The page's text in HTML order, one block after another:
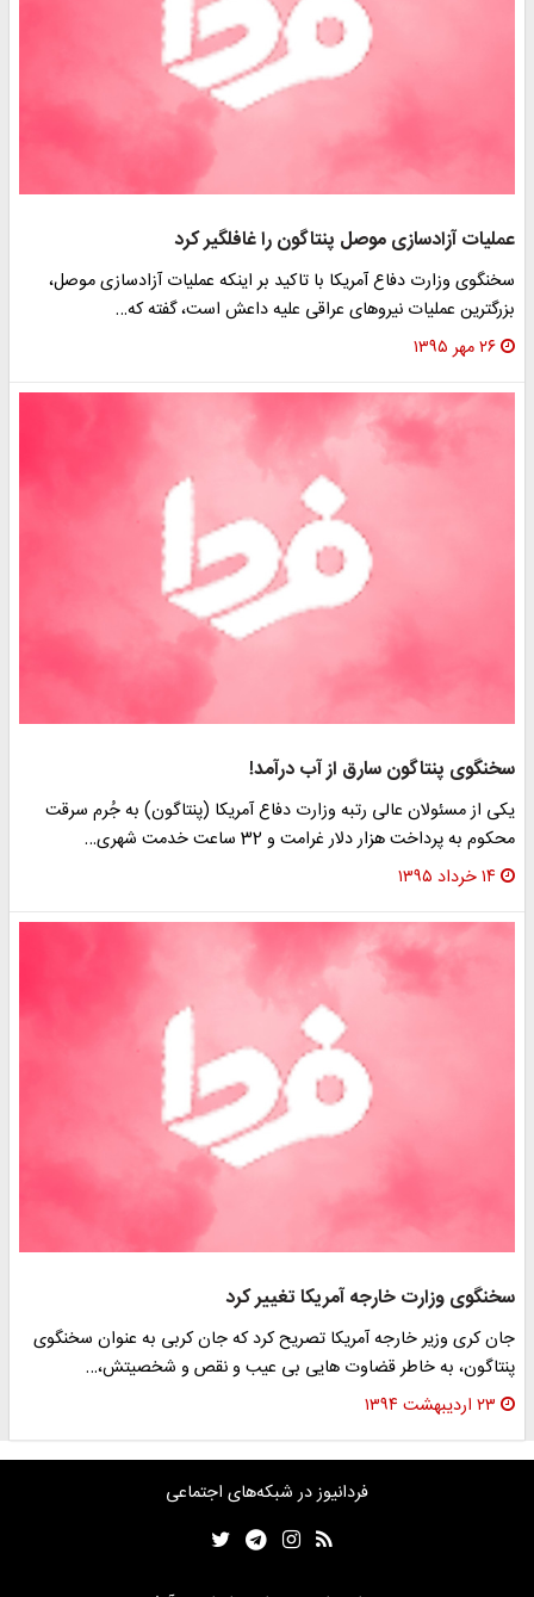
عملیات آزادسازی موصل پنتاگون را غافلگیر کرد
سخنگوی وزارت دفاع آمریکا با تاکید بر اینکه عملیات آزادسازی موصل،
بزرگترین عملیات نیروهای عراقی علیه داعش است، گفته که…
۲۶ مهر ۱۳۹۵
سخنگوی پنتاگون سارق از آب درآمد!
یکی از مسئولان عالی رتبه وزارت دفاع آمریکا (پنتاگون) به جُرم سرقت
محکوم به پرداخت هزار دلار غرامت و 32 ساعت خدمت شهری…
۱۴ خرداد ۱۳۹۵
سخنگوی وزارت خارجه آمریکا تغییر کرد
جان کری وزیر خارجه آمریکا تصریح کرد که جان کربی به عنوان سخنگوی
پنتاگون، به خاطر قضاوت هایی بی عیب و نقص و شخصیتش،…
۲۳ اردیبهشت ۱۳۹۴
فردانیوز در شبکه‌های اجتماعی